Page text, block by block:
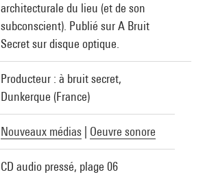
architecturale du lieu (et de son
subconscient). Publié sur A Bruit
Secret sur disque optique.
Producteur : à bruit secret,
Dunkerque (France)
Nouveaux médias Oeuvre sonore
CD audio pressé, plage 06